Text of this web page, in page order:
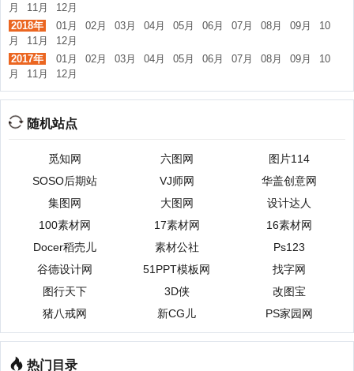
月
11月
12月
2018年
01月 02月 03月 04月 05月 06月 07月 08月 09月
10
月
11月
12月
2017年
01月 02月 03月 04月 05月 06月 07月 08月 09月
10
月
11月 12月
随机站点
觅知网 六图网
图片114
SOSO后期站
VJ师网
华盖创意网
集图网
大图网
设计达人
100素材网
17素材网
16素材网
Docer稻売儿
素材公社
Ps123
谷德设计网
51PPT模板网
找字网
图行天下
3D侠
改图宝
猪八戒网
新CG儿 PS家园网
热门目录